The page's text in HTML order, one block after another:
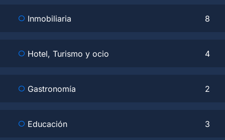
Inmobiliaria 8
Hotel, Turismo y ocio 4
Gastronomía 2
Educación 3